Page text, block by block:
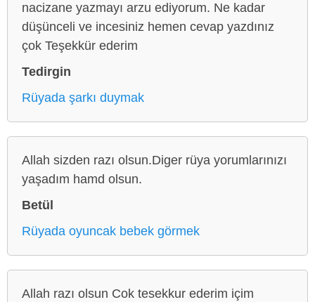
nacizane yazmayı arzu ediyorum. Ne kadar
düşünceli ve incesiniz hemen cevap yazdınız
çok Teşekkür ederim
Tedirgin
Rüyada şarkı duymak
Allah sizden razı olsun.Diger rüya yorumlarınızı
yaşadım hamd olsun.
Betül
Rüyada oyuncak bebek görmek
Allah razı olsun Cok tesekkur ederim içim